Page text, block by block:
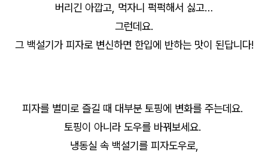
버리긴 아깝고, 먹자니 퍽퍽해서 싫고…
그런데요.
그 백설기가 피자로 변신하면 한입에 반하는 맛이 된답니다!
피자를 별미로 즐길 때 대부분 토핑에 변화를 주는데요.
토핑이 아니라 도우를 바꿔보세요.
냉동실 속 백설기를 피자도우로,